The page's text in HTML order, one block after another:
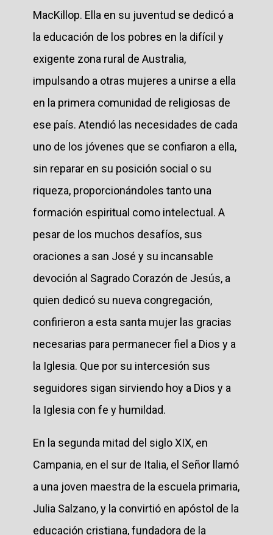
MacKillop. Ella en su juventud se dedicó a
la educación de los pobres en la difícil y
exigente zona rural de Australia,
impulsando a otras mujeres a unirse a ella
en la primera comunidad de religiosas de
ese país. Atendió las necesidades de cada
uno de los jóvenes que se confiaron a ella,
sin reparar en su posición social o su
riqueza, proporcionándoles tanto una
formación espiritual como intelectual. A
pesar de los muchos desafíos, sus
oraciones a san José y su incansable
devoción al Sagrado Corazón de Jesús, a
quien dedicó su nueva congregación,
confirieron a esta santa mujer las gracias
necesarias para permanecer fiel a Dios y a
la Iglesia. Que por su intercesión sus
seguidores sigan sirviendo hoy a Dios y a
la Iglesia con fe y humildad.
En la segunda mitad del siglo XIX, en
Campania, en el sur de Italia, el Señor llamó
a una joven maestra de la escuela primaria,
Julia Salzano, y la convirtió en apóstol de la
educación cristiana, fundadora de la